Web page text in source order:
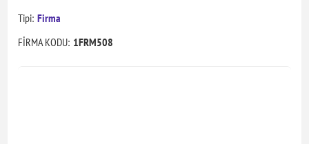
Tipi: Firma
FİRMA KODU: 1FRM508